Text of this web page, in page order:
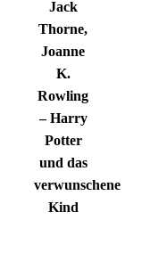
Jack
Thorne,
Joanne
K.
Rowling
– Harry
Potter
und das
verwunschene
Kind